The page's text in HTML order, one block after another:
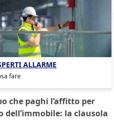
che paghi l’affitto per
la clausola
ALLARME
fare